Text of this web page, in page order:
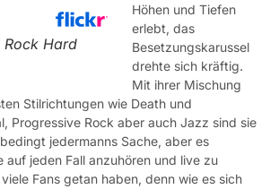
Rock Hard
Höhen und Tiefen
erlebt, das
Besetzungskarussel
drehte sich kräftig.
Mit ihrer Mischung
Stilrichtungen wie Death und
Progressive Rock aber auch Jazz sind sie
jedermanns Sache, aber es
auf jeden Fall anzuhören und live zu
Fans getan haben, denn wie es sich